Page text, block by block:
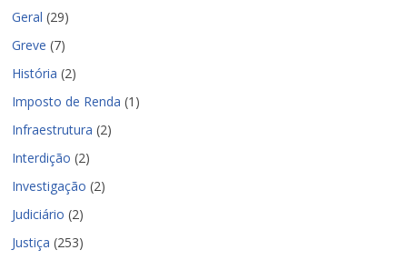
Geral (29)
Greve (7)
História (2)
Imposto de Renda (1)
Infraestrutura (2)
Interdição (2)
Investigação (2)
Judiciário (2)
Justiça (253)